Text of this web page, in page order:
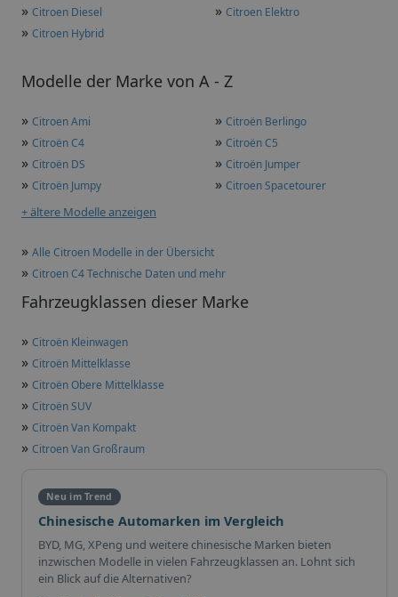
» Citroen Diesel » Citroen Elektro
» Citroen Hybrid
Modelle der Marke von A - Z
» Citroen Ami » Citroën Berlingo
» Citroën C4 » Citroën C5
» Citroën DS » Citroën Jumper
» Citroën Jumpy » Citroen Spacetourer
+ ältere Modelle anzeigen
» Alle Citroen Modelle in der Übersicht
» Citroen C4 Technische Daten und mehr
Fahrzeugklassen dieser Marke
» Citroën Kleinwagen
» Citroën Mittelklasse
» Citroën Obere Mittelklasse
» Citroën SUV
» Citroën Van Kompakt
» Citroen Van Großraum
Neu im Trend
Chinesische Automarken im Vergleich
BYD, MG, XPeng und weitere chinesische Marken bieten
inzwischen Modelle in vielen Fahrzeugklassen an. Lohnt sich
ein Blick auf die Alternativen?